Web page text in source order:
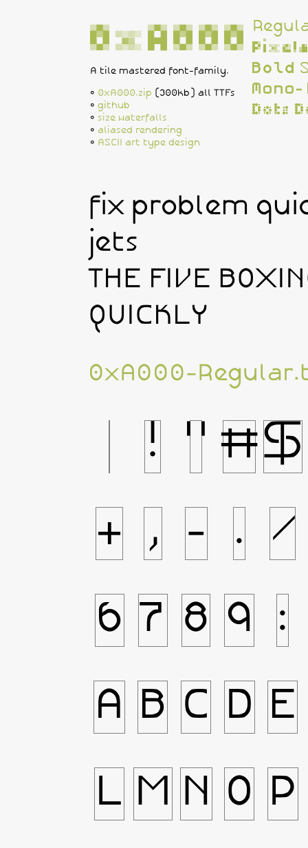
0xA000
A tile mastered font-family.
0xA000.zip (300kb) all TTFs
github
size waterfalls
aliased rendering
ASCII art type design
Bold
Dots
fix problem
jets
THE FIVE
QUICKLY
0xA000-
! " #$
+ , - . /
6 7 8 9 :
A B C D E
L M N O P